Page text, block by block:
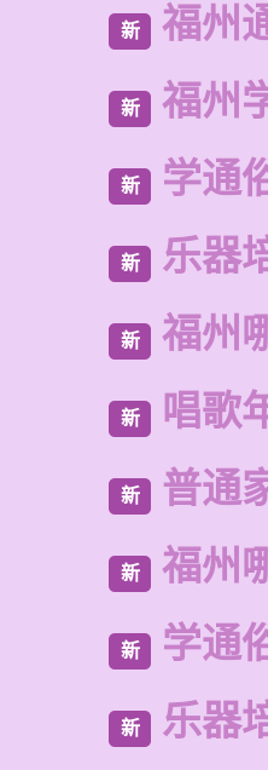
新 福州
新 福州
新 学通
新 乐器
新 福州
新 唱歌
新 普通
新 福州
新 学通
新 乐器